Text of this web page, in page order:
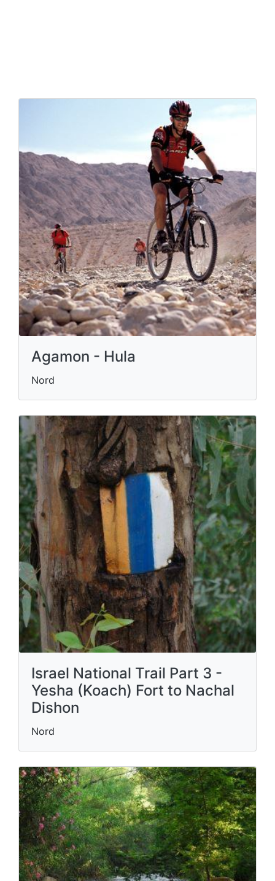
Agamon - Hula
Nord
Israel National Trail Part 3 -
Yesha (Koach) Fort to Nachal
Dishon
Nord